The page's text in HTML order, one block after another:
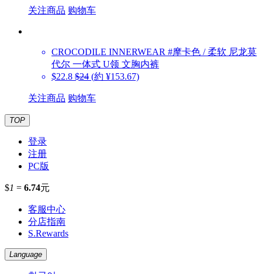
关注商品 购物车
CROCODILE INNERWEAR #摩卡色 / 柔软 尼龙莫
代尔 一体式 U领 文胸内裤
$22.8 $24 (約 ¥153.67)
关注商品 购物车
TOP
登录
注册
PC版
$1 = 6.74元
客服中心
分店指南
S.Rewards
Language